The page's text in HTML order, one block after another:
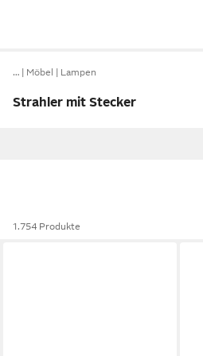
… Möbel Lampen
Strahler mit Stecker
1.754 Produkte